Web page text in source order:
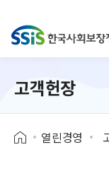
고객헌장
열린경영